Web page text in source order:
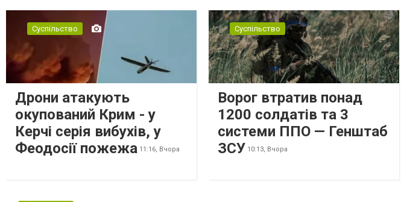
Суспільство
Дрони атакують
окупований Крим - у
Керчі серія вибухів, у
Феодосії пожежа 11:16, Вчора
Суспільство
Ворог втратив понад
1200 солдатів та 3
системи ППО — Генштаб
ЗСУ 10:13, Вчора